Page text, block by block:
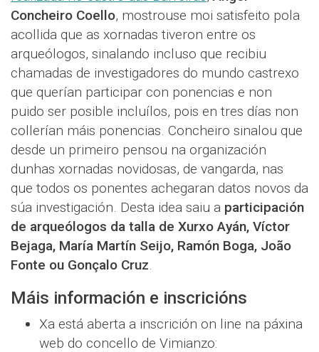
Concheiro Coello, mostrouse moi satisfeito pola
acollida que as xornadas tiveron entre os
arqueólogos, sinalando incluso que recibiu
chamadas de investigadores do mundo castrexo
que querían participar con ponencias e non
puido ser posible incluílos, pois en tres días non
collerían máis ponencias. Concheiro sinalou que
desde un primeiro pensou na organización
dunhas xornadas novidosas, de vangarda, nas
que todos os ponentes achegaran datos novos da
súa investigación. Desta idea saiu a participación
de arqueólogos da talla de Xurxo Ayán, Víctor
Bejaga, María Martín Seijo, Ramón Boga, João
Fonte ou Gonçalo Cruz.
Máis información e inscricións
Xa está aberta a inscrición on line na páxina
web do concello de Vimianzo: